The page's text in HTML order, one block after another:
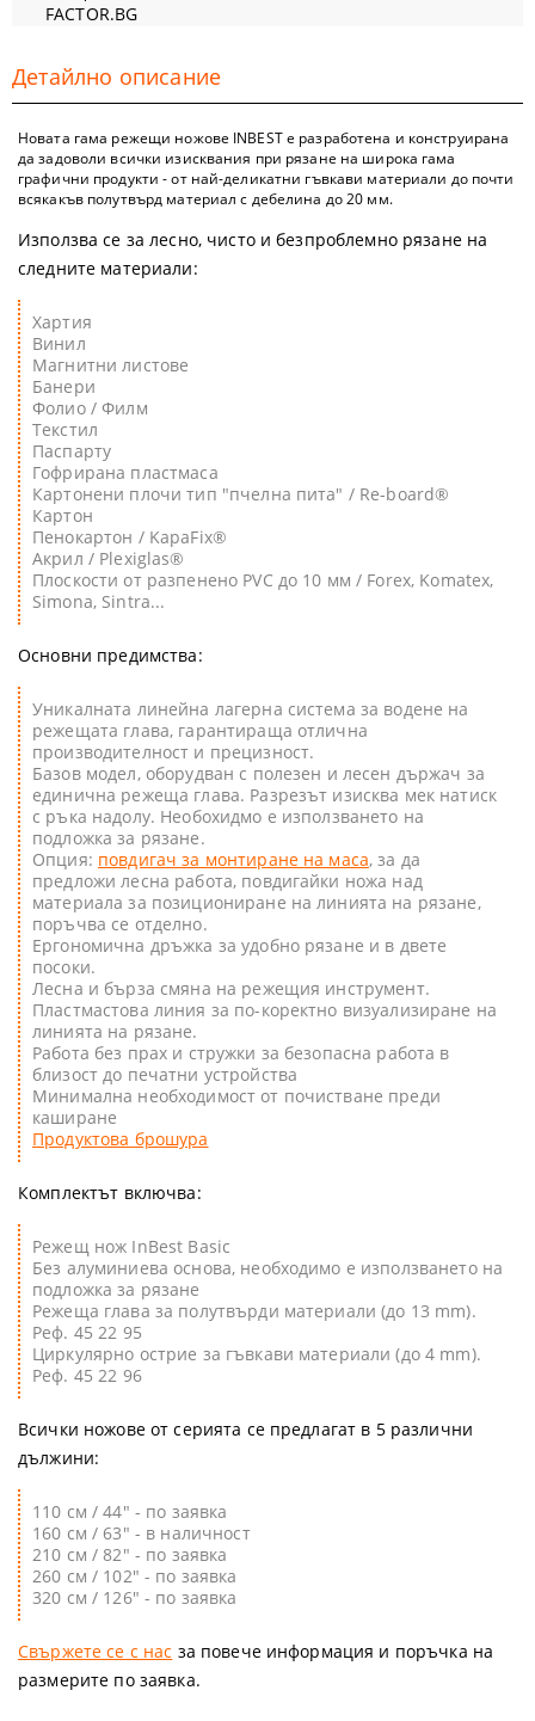
FACTOR.BG
Детайлно описание
Новата гама режещи ножове INBEST е разработена и конструирана
да задоволи всички изисквания при рязане на широка гама
графични продукти - от най-деликатни гъвкави материали до почти
всякакъв полутвърд материал с дебелина до 20 мм.
Използва се за лесно, чисто и безпроблемно рязане на
следните материали:
Хартия
Винил
Магнитни листове
Банери
Фолио / Филм
Текстил
Паспарту
Гофрирана пластмаса
Картонени плочи тип "пчелна пита" / Re-board®
Картон
Пенокартон / KapaFix®
Акрил / Plexiglas®
Плоскости от разпенено PVC до 10 мм / Forex, Komatex,
Simona, Sintra...
Основни предимства:
Уникалната линейна лагерна система за водене на
режещата глава, гарантираща отлична
производителност и прецизност.
Базов модел, оборудван с полезен и лесен държач за
единична режеща глава. Разрезът изисква мек натиск
с ръка надолу. Необохидмо е използването на
подложка за рязане.
Опция: повдигач за монтиране на маса, за да
предложи лесна работа, повдигайки ножа над
материала за позициониране на линията на рязане,
поръчва се отделно.
Ергономична дръжка за удобно рязане и в двете
посоки.
Лесна и бърза смяна на режещия инструмент.
Пластмастова линия за по-коректно визуализиране на
линията на рязане.
Работа без прах и стружки за безопасна работа в
близост до печатни устройства
Минимална необходимост от почистване преди
каширане
Продуктова брошура
Комплектът включва:
Режещ нож InBest Basic
Без алуминиева основа, необходимо е използването на
подложка за рязане
Режеща глава за полутвърди материали (до 13 mm).
Реф. 45 22 95
Циркулярно острие за гъвкави материали (до 4 mm).
Реф. 45 22 96
Всички ножове от серията се предлагат в 5 различни
дължини:
110 см / 44" - по заявка
160 см / 63" - в наличност
210 см / 82" - по заявка
260 см / 102" - по заявка
320 см / 126" - по заявка
Свържете се с нас за повече информация и поръчка на
размерите по заявка.